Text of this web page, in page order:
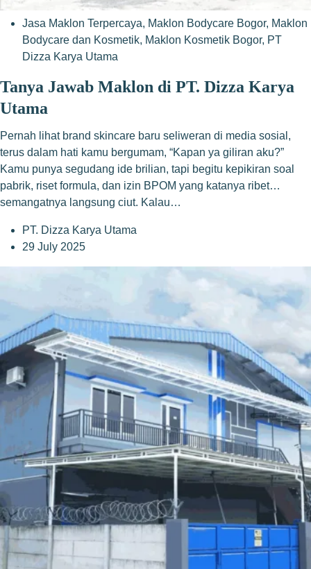
Jasa Maklon Terpercaya, Maklon Bodycare Bogor, Maklon
Bodycare dan Kosmetik, Maklon Kosmetik Bogor, PT
Dizza Karya Utama
Tanya Jawab Maklon di PT. Dizza Karya
Utama
Pernah lihat brand skincare baru seliweran di media sosial,
terus dalam hati kamu bergumam, “Kapan ya giliran aku?”
Kamu punya segudang ide brilian, tapi begitu kepikiran soal
pabrik, riset formula, dan izin BPOM yang katanya ribet…
semangatnya langsung ciut. Kalau…
PT. Dizza Karya Utama
29 July 2025